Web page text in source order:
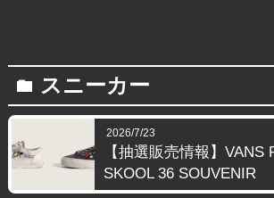
folder スニーカー
2026/7/23
【抽選販売情報】VANS
SKOOL 36 SOUVENIR